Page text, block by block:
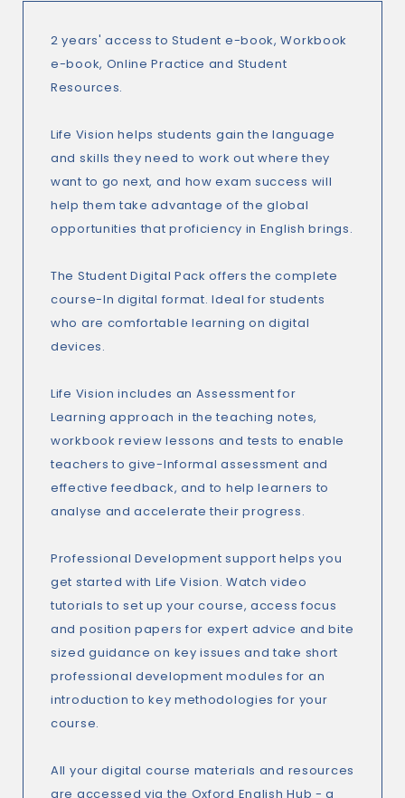
2 years' access to Student e-book, Workbook
e-book, Online Practice and Student
Resources.
Life Vision helps students gain the language
and skills they need to work out where they
want to go next, and how exam success will
help them take advantage of the global
opportunities that proficiency in English brings.
The Student Digital Pack offers the complete
course-In digital format. Ideal for students
who are comfortable learning on digital
devices.
Life Vision includes an Assessment for
Learning approach in the teaching notes,
workbook review lessons and tests to enable
teachers to give-Informal assessment and
effective feedback, and to help learners to
analyse and accelerate their progress.
Professional Development support helps you
get started with Life Vision. Watch video
tutorials to set up your course, access focus
and position papers for expert advice and bite
sized guidance on key issues and take short
professional development modules for an
introduction to key methodologies for your
course.
All your digital course materials and resources
are accessed via the Oxford English Hub - a